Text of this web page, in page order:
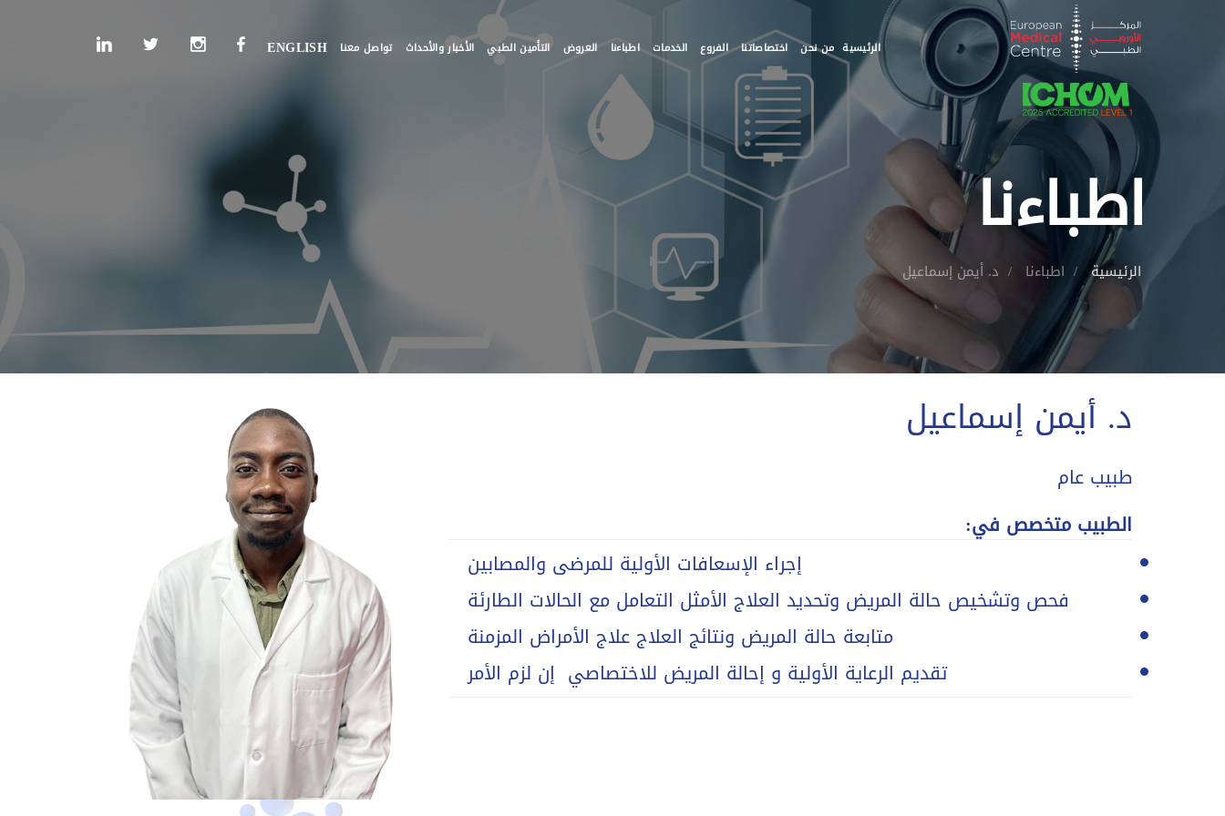
الرئيسية من نحن اختصاصاتنا الفروع الخدمات اطباءنا العروض التأمين الطبي الأخبار والأحداث تواصل معنا ENGLISH
اطباءنا
الرئيسية اطباءنا د. أيمن إسماعيل
د. أيمن إسماعيل
طبيب عام
الطبيب متخصص في:
إجراء الإسعافات الأولية للمرضى والمصابين
فحص وتشخيص حالة المريض وتحديد العلاج الأمثل التعامل مع الحالات الطارئة
متابعة حالة المريض ونتائج العلاج علاج الأمراض المزمنة
تقديم الرعاية الأولية و إحالة المريض للاختصاصي إن لزم الأمر